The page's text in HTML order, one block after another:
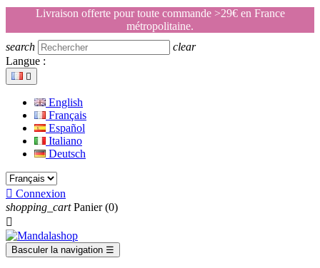
Livraison offerte pour toute commande >29€ en France
métropolitaine.
search
clear
Langue :

English
Français
Español
Italiano
Deutsch
 Connexion
shopping_cart Panier (0)

Basculer la navigation ☰